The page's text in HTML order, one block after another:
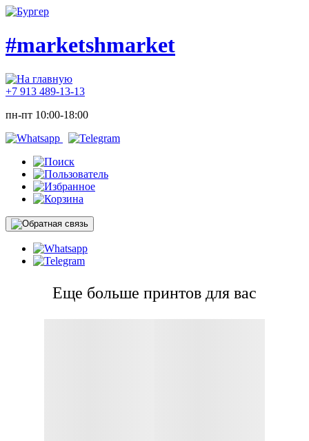
#marketshmarket
+7 913 489-13-13
пн-пт 10:00-18:00
Еще больше принтов для вас